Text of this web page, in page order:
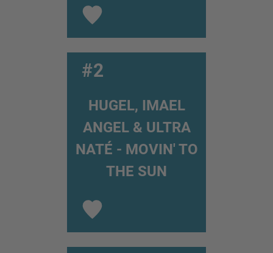
#2
HUGEL, IMAEL
ANGEL & ULTRA
NATÉ - MOVIN' TO
THE SUN